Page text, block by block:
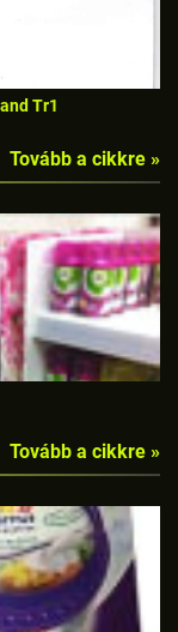
Tr1
Tovább a cikkre »
Tovább a cikkre »